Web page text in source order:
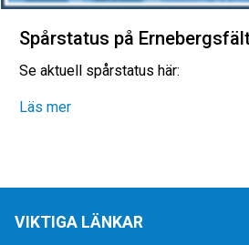
Spårstatus på
Se aktuell spårstatus här:
Läs mer
VIKTIGA LÄNKAR